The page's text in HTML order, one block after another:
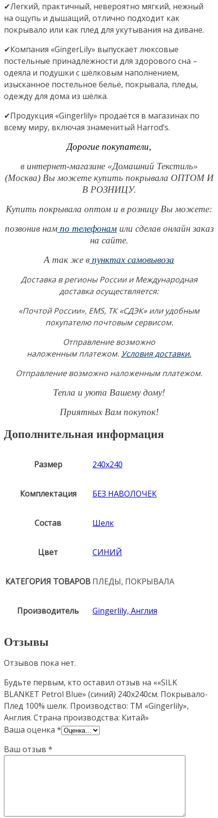
✔Легкий, практичный, невероятно мягкий, нежный
на ощупь и дышащий, отлично подходит как
покрывало или как плед для укутывания на диване.
✔Компания «GingerLily» выпускает люксовые
постельные принадлежности для здорового сна –
одеяла и подушки с шёлковым наполнением,
изысканное постельное бельё, покрывала, пледы,
одежду для дома из шёлка.
✔Продукция «Gingerlily» продаётся в магазинах по
всему миру, включая знаменитый Harrod’s.
Дорогие покупатели,
в интернет-магазине «Домашний Текстиль»
(Москва) Вы можете купить покрывала ОПТОМ И
В РОЗНИЦУ.
Купить покрывала оптом и в розницу Вы можете:
позвонив нам по телефонамили сделав онлайн заказ
на сайте.
А так же в пунктах самовывоза
Доставка в регионы России и Международная
доставка осуществляется:
«Почтой России», EMS, ТК «СДЭК» или удобным
покупателю почтовым сервисом.
Отправление возможно
наложенным платежом.Условия доставки.
Отправление возможно наложенным платежом.
Тепла и уюта Вашему дому!
Приятных Вам покупок!
Дополнительная информация
Размер 240х240
Комплектация БЕЗ НАВОЛОЧЕК
Состав Шелк
Цвет СИНИЙ
КАТЕГОРИЯ ТОВАРОВ ПЛЕДЫ, ПОКРЫВАЛА
Производитель Gingerlily, Англия
Отзывы
Отзывов пока нет.
Будьте первым, кто оставил отзыв на ««SILK
BLANKET Petrol Blue» (синий) 240х240см. Покрывало-
Плед 100% шелк. Производство: ТМ «Gingerlily»,
Англия. Страна производства: Китай»
Ваша оценка *
Ваш отзыв *